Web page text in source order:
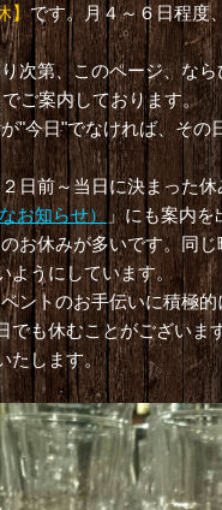
】です。月４～６日程度
次第、このページ、な
ご案内しております。
"今日"でなければ、その
日前～当日に決まった
お知らせ） 」にも案内を
お休みが多いです。同
ようにしています。
ントのお手伝いに積極
でも休むことがございま
たします。